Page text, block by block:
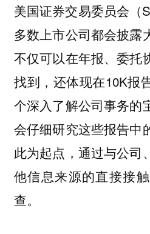
美国证券交易委员会（
多数上市公司都会披露
不仅可以在年报、委托
找到，还体现在10K报
个深入了解公司事务的
会仔细研究这些报告中
此为起点，通过与公司
他信息来源的直接接
查。